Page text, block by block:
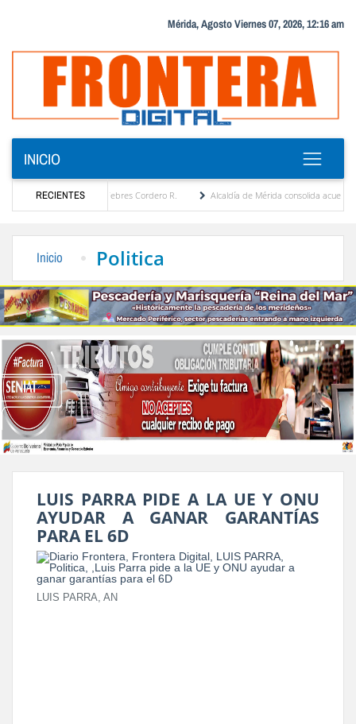
Mérida, Agosto Viernes 07, 2026, 12:16 am
INICIO
RECIENTES
María Eugenia Febres Cordero R.
Alcaldía de Mérida consolida acuerdos con
Inicio Politica
LUIS PARRA PIDE A LA UE Y ONU
AYUDAR A GANAR GARANTÍAS
PARA EL 6D
LUIS PARRA, AN